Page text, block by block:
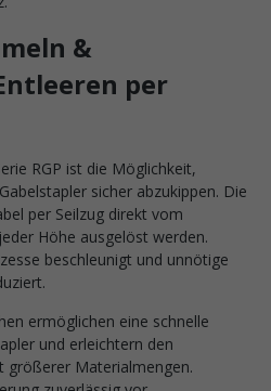
&
per
RGP ist die Möglichkeit,
sicher abzukippen. Die
per Seilzug direkt vom
Höhe ausgelöst werden.
beschleunigt und unnötige
ermöglichen eine schnelle
und erleichtern den
größerer Materialmengen.